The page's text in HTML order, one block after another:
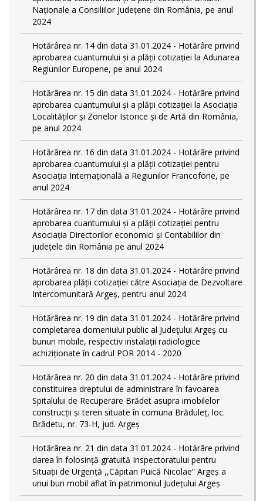
Naționale a Consiliilor Județene din România, pe anul
2024
Hotărârea nr. 14 din data 31.01.2024 - Hotărâre privind
aprobarea cuantumului și a plății cotizației la Adunarea
Regiunilor Europene, pe anul 2024
Hotărârea nr. 15 din data 31.01.2024 - Hotărâre privind
aprobarea cuantumului și a plății cotizației la Asociația
Localităților și Zonelor Istorice și de Artă din România,
pe anul 2024
Hotărârea nr. 16 din data 31.01.2024 - Hotărâre privind
aprobarea cuantumului și a plății cotizației pentru
Asociația Internațională a Regiunilor Francofone, pe
anul 2024
Hotărârea nr. 17 din data 31.01.2024 - Hotărâre privind
aprobarea cuantumului și a plății cotizației pentru
Asociația Directorilor economici și Contabililor din
județele din România pe anul 2024
Hotărârea nr. 18 din data 31.01.2024 - Hotărâre privind
aprobarea plății cotizației către Asociația de Dezvoltare
Intercomunitară Argeș, pentru anul 2024
Hotărârea nr. 19 din data 31.01.2024 - Hotărâre privind
completarea domeniului public al Judeţului Argeş cu
bunuri mobile, respectiv instalații radiologice
achiziționate în cadrul POR 2014 - 2020
Hotărârea nr. 20 din data 31.01.2024 - Hotărâre privind
constituirea dreptului de administrare în favoarea
Spitalului de Recuperare Brădet asupra imobilelor
construcții și teren situate în comuna Brăduleț, loc.
Brădetu, nr. 73-H, jud. Argeș
Hotărârea nr. 21 din data 31.01.2024 - Hotărâre privind
darea în folosință gratuită Inspectoratului pentru
Situații de Urgență ,,Căpitan Puică Nicolae” Argeș a
unui bun mobil aflat în patrimoniul Județului Argeș